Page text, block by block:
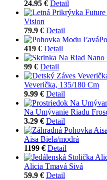
24.95 € Detail
Vision
79.9 € Detail
419 € Detail
99 € Detail
Veverička, 135/180 Cm
9.99 € Detail
Na Umývanie Riadu
3.29 € Detail
Aisa Biela/modrá
1199 € Detail
Alicia Tmavá Sivá
59.9 € Detail